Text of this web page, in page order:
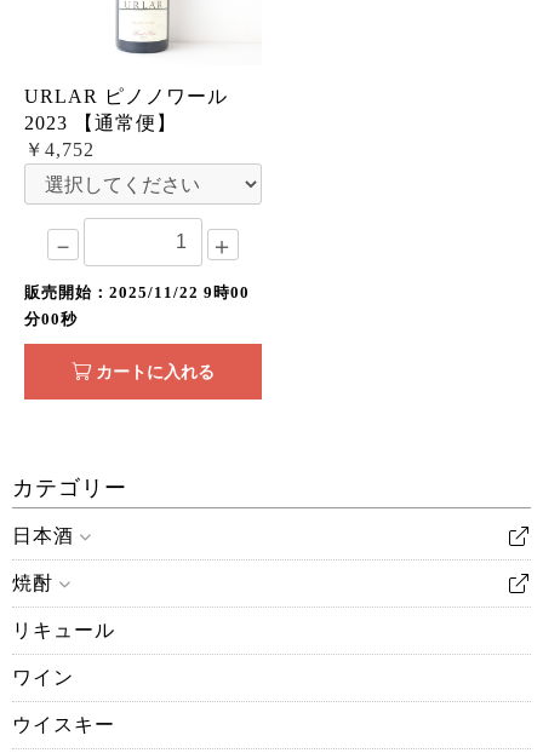
カテゴリー
日本酒
焼酎
リキュール
ワイン
ウイスキー
URLAR ピノノワール
2023 【通常便】
￥4,752
－ ＋
販売開始：2025/11/22 9時00
分00秒
カートに入れる